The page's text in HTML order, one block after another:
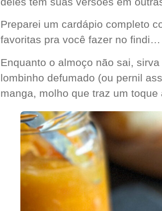
Preparei um cardápio completo
favoritas pra você fazer no findi…
Enquanto o almoço não sai,
lombinho defumado (ou pernil
manga, molho que traz um